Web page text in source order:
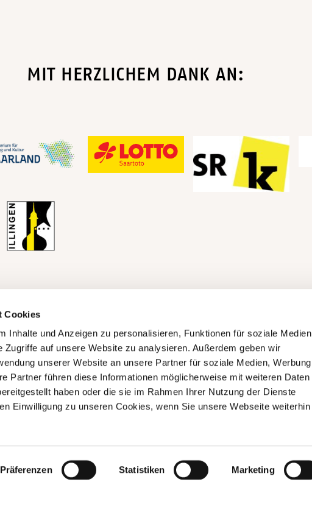
Cookies
Inhalte und Anzeigen zu personalisieren, Funktionen für soziale Medien
Zugriffe auf unsere Website zu analysieren. Außerdem geben wir
unserer Website an unsere Partner für soziale Medien, Werbung
Partner führen diese Informationen möglicherweise mit weiteren Daten
haben oder die sie im Rahmen Ihrer Nutzung der Dienste
Einwilligung zu unseren Cookies, wenn Sie unsere Webseite weiterhin
Präferenzen Statistiken Marketing
MIT HERZLICHEM DANK AN: